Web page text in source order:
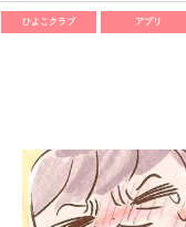
ひよこクラブ アプリ